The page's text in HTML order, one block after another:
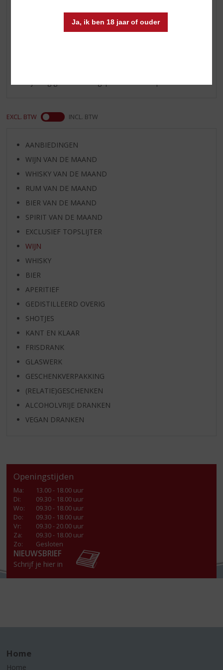
Ja, ik ben 18 jaar of ouder
EXCL. BTW INCL. BTW
AANBIEDINGEN
WIJN VAN DE MAAND
WHISKY VAN DE MAAND
RUM VAN DE MAAND
BIER VAN DE MAAND
SPIRIT VAN DE MAAND
EXCLUSIEF TOPSLIJTER
WIJN
WHISKY
BIER
APERITIEF
GEDISTILLEERD OVERIG
SHOTJES
KANT EN KLAAR
FRISDRANK
GLASWERK
GESCHENKVERPAKKING
(RELATIE)GESCHENKEN
ALCOHOLVRIJE DRANKEN
VEGAN DRANKEN
Openingstijden
Ma:
13.00 - 18.00 uur
Di:
09.30 - 18.00 uur
Wo:
09.30 - 18.00 uur
Do:
09.30 - 18.00 uur
Vr:
09.30 - 20.00 uur
Za:
09.30 - 18.00 uur
Zo:
Gesloten
NIEUWSBRIEF
Schrijf je hier in
Home
Home